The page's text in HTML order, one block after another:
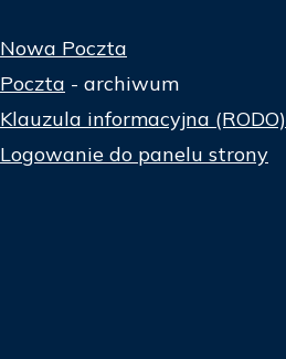
Nowa Poczta
Poczta - archiwum
Klauzula informacyjna (RODO)
Logowanie do panelu strony